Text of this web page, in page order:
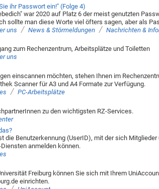
ihr Passwort ein!" (Folge 4)
war 2020 auf Platz 6 der meist genutzten
sollte man diese Worte viel öfters sagen, aber als
uns / News & Störmeldungen / Nachrichten &
zum Rechenzentrum, Arbeitsplätze und Toiletten
uns
einscannen möchten, stehen Ihnen im
Scanner für A3 und A4 Formate zur Verfügung.
/ PC-Arbeitsplätze
zu den wichtigsten RZ-Services.
die Benutzerkennung (UserID), mit der sich
anmelden können.
Freiburg können Sie sich mit Ihrem
einrichten.